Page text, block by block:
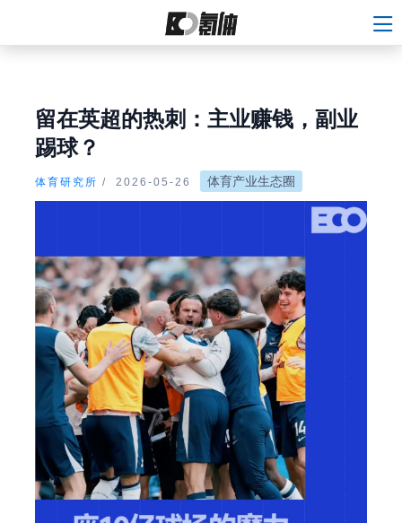
留在英超的热刺：主业赚钱，副业
踢球？
体育研究所 / 2026-05-26 体育产业生态圈